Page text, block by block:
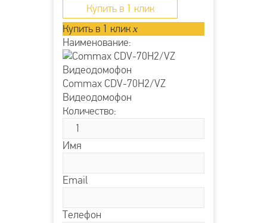
Купить в 1 клик
Купить в 1 клик x
Наименование:
Commax CDV-70H2/VZ
Видеодомофон
Количество:
Имя
Email
Телефон